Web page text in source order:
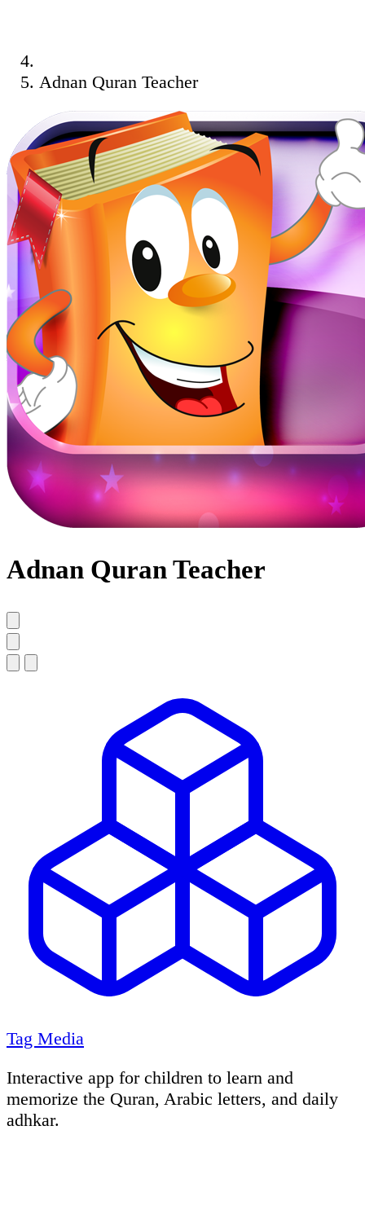
Adnan Quran Teacher
Adnan Quran Teacher
Tag Media
Interactive app for children to learn and
memorize the Quran, Arabic letters, and daily
adhkar.